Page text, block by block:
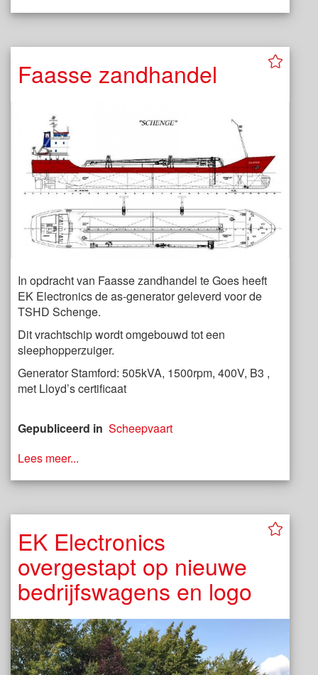
Faasse zandhandel
In opdracht van Faasse zandhandel te Goes heeft
EK Electronics de as-generator geleverd voor de
TSHD Schenge.
Dit vrachtschip wordt omgebouwd tot een
sleephopperzuiger.
Generator Stamford: 505kVA, 1500rpm, 400V, B3 ,
met Lloyd’s certificaat
Gepubliceerd in Scheepvaart
Lees meer...
EK Electronics
overgestapt op nieuwe
bedrijfswagens en logo